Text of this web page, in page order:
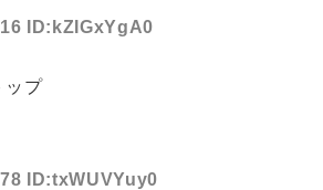
ID:kZIGxYgA0
ップ
ID:txWUVYuy0